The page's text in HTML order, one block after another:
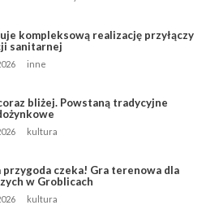
kompleksową realizację przyłączy
sanitarnej
inne
bliżej. Powstaną tradycyjne
kultura
przygoda czeka! Gra terenowa dla
w Groblicach
kultura